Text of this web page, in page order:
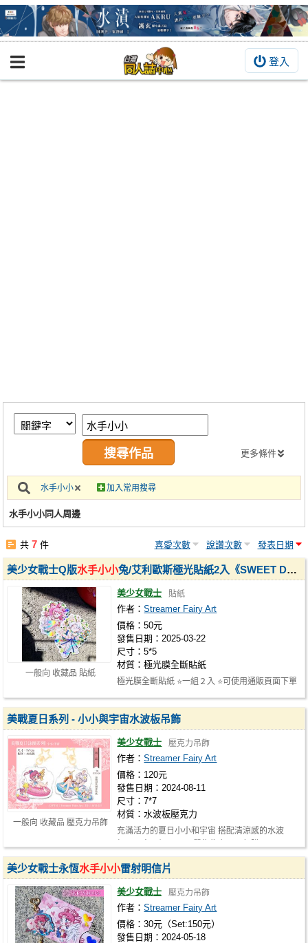
登入
BOOKY書集倉庫
繪圖藝廊
交流中心
攤位轉讓區
會員功能選單
註冊會員
更多條件
水手小小 加入常用搜尋
水手小小同人周邊
共7 件 喜愛次數 說讚次數 發表日期
一般向 收藏品 貼紙
美少女戰士Q版水手小小兔/艾利歐斯極光貼紙2入《SWEET DREAM》
美少女戰士 貼紙
作者：Streamer Fairy Art
價格：50元
發售日期：2025-03-22
尺寸：5*5
材質：極光膜全斷貼紙
極光膜全斷貼紙 ⭐一組２入 ⭐可使用通販頁面下單
一般向 收藏品 壓克力吊飾
美戰夏日系列 - 小小與宇宙水波板吊飾
美少女戰士 壓克力吊飾
作者：Streamer Fairy Art
價格：120元
發售日期：2024-08-11
尺寸：7*7
材質：水波板壓克力
充滿活力的夏日小小和宇宙 搭配清涼感的水波
美少女戰士永恆水手小小雷射明信片
美少女戰士 壓克力吊飾
作者：Streamer Fairy Art
價格：30元（Set:150元）
發售日期：2024-05-18